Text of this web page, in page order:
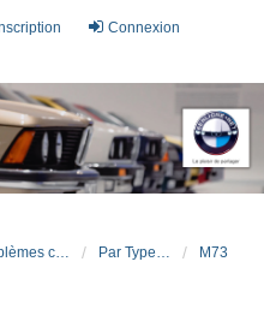
Connexion
Problèmes connus et résolus (FAQ) Par Type Moteur (ESSENCE) M73